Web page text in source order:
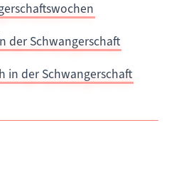
der Schwangerschaft
in der Schwangerschaft